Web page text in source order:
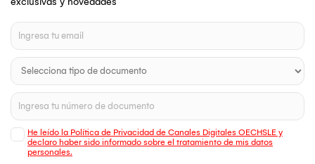
He leído la Política de Privacidad de Canales Digitales OECHSLE y
declaro haber sido informado sobre el tratamiento de mis datos
personales.